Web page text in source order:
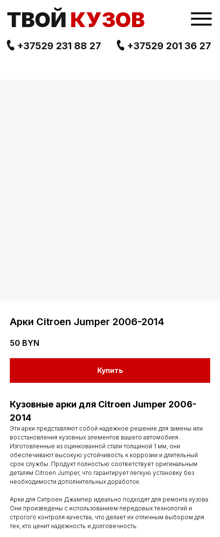
TВОЙ КУЗОВ
Арки Citroen Jumper 2006-2014
50 BYN
Купить
Кузовные арки для Citroen Jumper 2006-
2014
Эти арки представляют собой надежное решение для замены или
восстановления кузовных элементов вашего автомобиля.
Изготовленные из оцинкованной стали толщиной 1 мм, они
обеспечивают высокую устойчивость к коррозии и длительный
срок службы. Продукт полностью соответствует оригинальным
деталям Citroen Jumper, что гарантирует легкую установку без
необходимости дополнительных доработок.
Арки для Ситроен Джампер идеально подходят для ремонта кузова.
Они произведены с использованием передовых технологий и
строгого контроля качества, что делает их отличным выбором для
тех, кто ценит надежность и долговечность.